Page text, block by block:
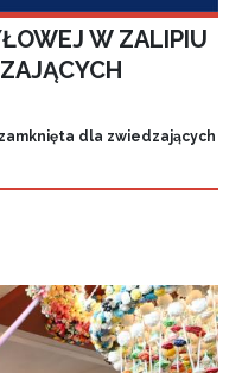
W ZALIPIU
dla zwiedzających